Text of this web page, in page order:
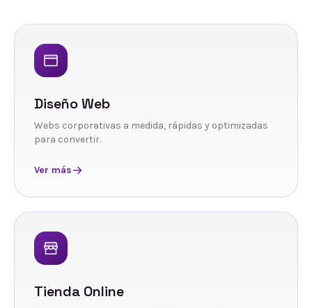
Diseño Web
Webs corporativas a medida, rápidas y optimizadas
para convertir.
Ver más
Tienda Online